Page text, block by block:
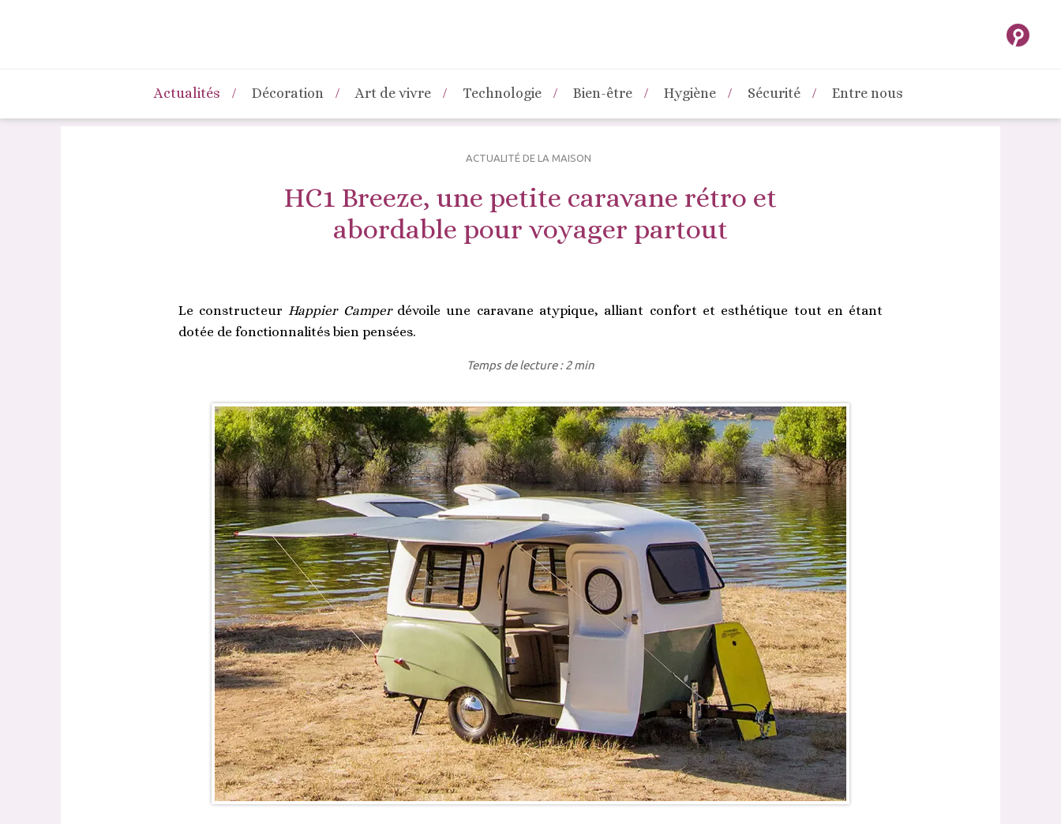
Actualités Décoration Art de vivre Technologie Bien-être Hygiène Sécurité Entre nous
ACTUALITÉ DE LA MAISON
HC1 Breeze, une petite caravane rétro et
abordable pour voyager partout
Le constructeur Happier Camperdévoile une caravane atypique, alliant confort et esthétique tout en étant
dotée de fonctionnalités bien pensées.
Temps de lecture : 2 min